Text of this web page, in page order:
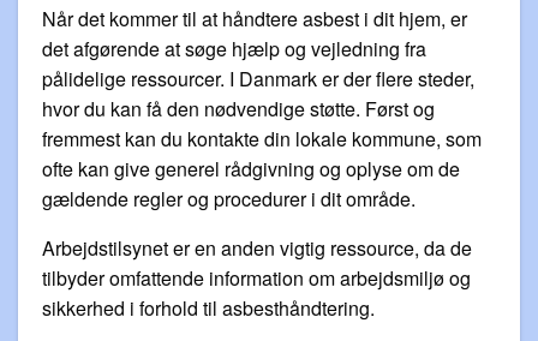
Når det kommer til at håndtere asbest i dit hjem, er
det afgørende at søge hjælp og vejledning fra
pålidelige ressourcer. I Danmark er der flere steder,
hvor du kan få den nødvendige støtte. Først og
fremmest kan du kontakte din lokale kommune, som
ofte kan give generel rådgivning og oplyse om de
gældende regler og procedurer i dit område.
Arbejdstilsynet er en anden vigtig ressource, da de
tilbyder omfattende information om arbejdsmiljø og
sikkerhed i forhold til asbesthåndtering.